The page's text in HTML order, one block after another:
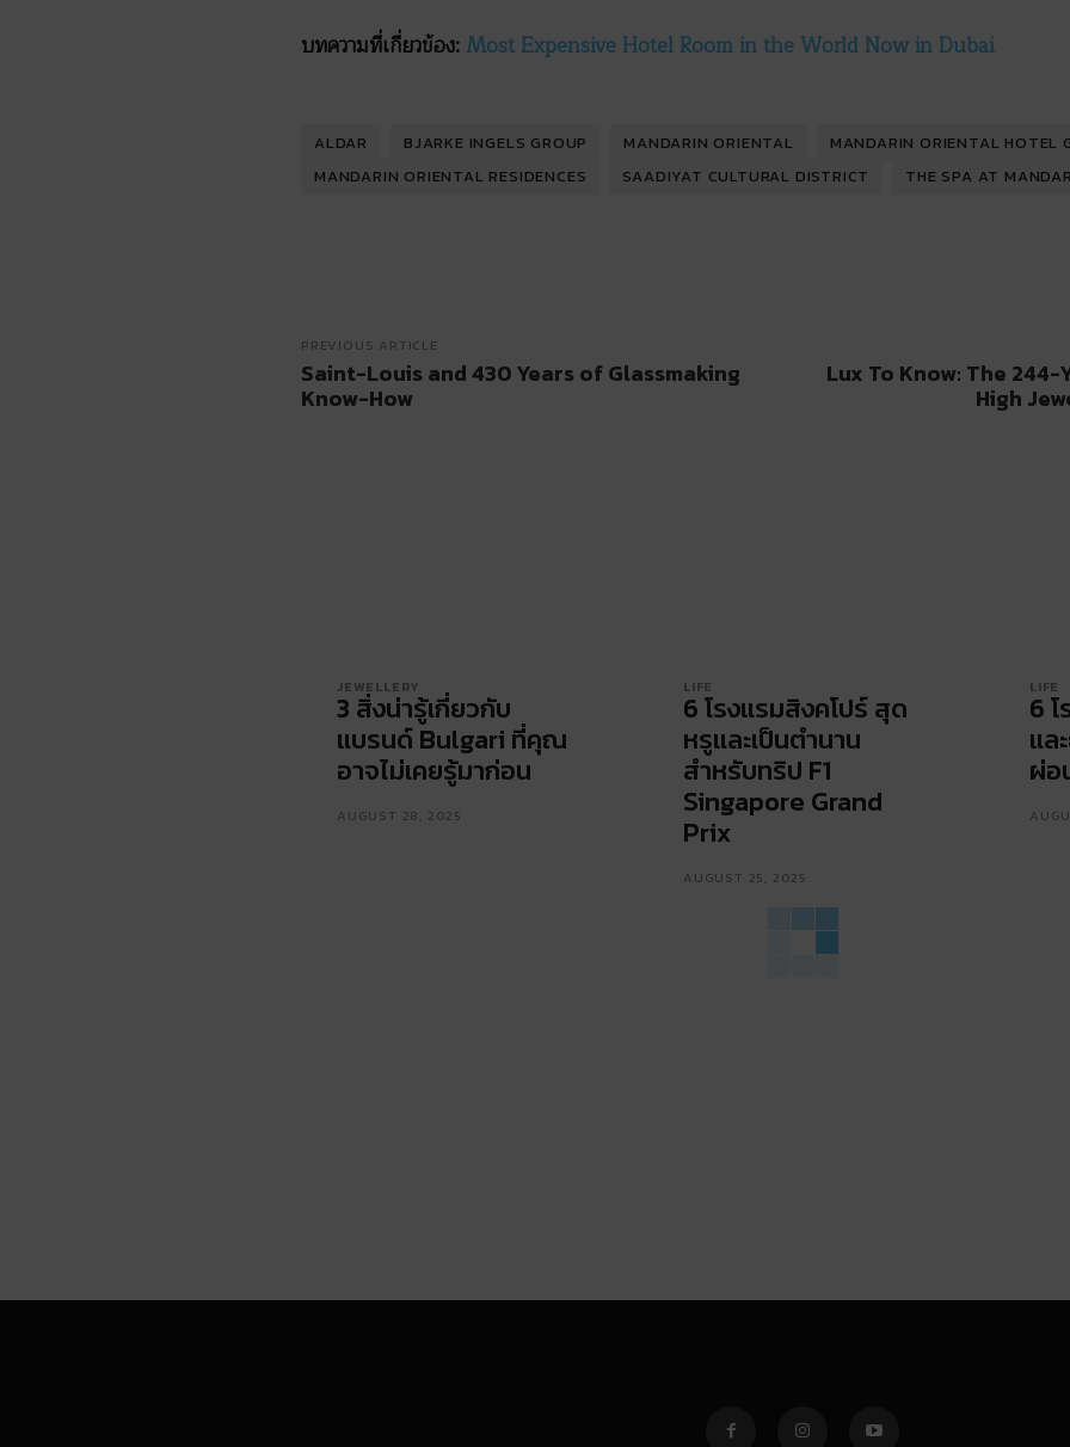
บทความที่เกี่ยวข้อง: Most Expensive Hotel Room in the World Now in Dubai
ALDAR BJARKE INGELS GROUP MANDARIN ORIENTAL
MANDARIN ORIENTAL HOTEL
MANDARIN ORIENTAL RESIDENCES
SAADIYAT CULTURAL DISTRICT THE SPA AT
PREVIOUS ARTICLE
Saint-Louis and 430 Years of Glassmaking
Know-How
Lux To Know: The
High
JEWELLERY
3 สิ่งน่ารู้เกี่ยวกับ
แบรนด์ Bulgari ที่คุณ
อาจไม่เคยรู้มาก่อน
AUGUST 28, 2025
LIFE
6 โรงแรมสิงคโปร์ สุด
หรูและเป็นตำนาน
สำหรับทริป F1
Singapore Grand
Prix
AUGUST 25, 2025
LIFE
6
แล
ผ่อ